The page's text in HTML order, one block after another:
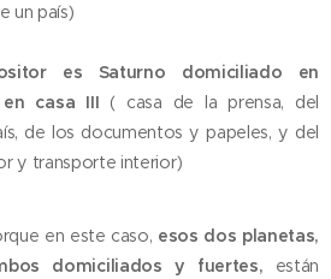
un país)
es Saturno domiciliado en
casa III ( casa de la prensa, del
de los documentos y papeles, y del
y transporte interior)
en este caso, esos dos planetas,
domiciliados y fuertes, están